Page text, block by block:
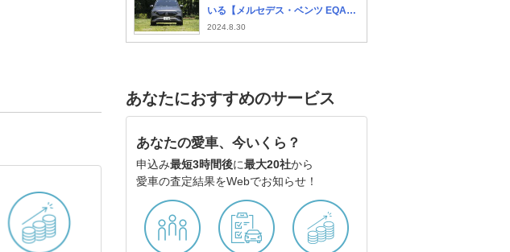
いる【メルセデス・ベンツ EQA】
【九島辰也】
2024.8.30
あなたにおすすめのサービス
あなたの愛車、今いくら？
申込み最短3時間後に最大20社から
愛車の査定結果をWebでお知らせ！